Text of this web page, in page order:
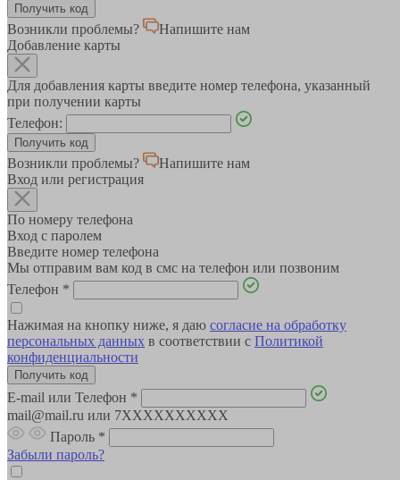
Возникли проблемы?
Напишите нам
Добавление карты
Для добавления карты введите номер телефона, указанный
при получении карты
Телефон:
Возникли проблемы?
Напишите нам
Вход или регистрация
По номеру телефона
Вход с паролем
Введите номер телефона
Мы отправим вам код в смс на телефон или позвоним
Телефон *
Нажимая на кнопку ниже, я даю согласие на обработку
персональных данных в соответствии с Политикой
конфиденциальности
E-mail или Телефон *
mail@mail.ru или 7XXXXXXXXXX
Пароль *
Забыли пароль?